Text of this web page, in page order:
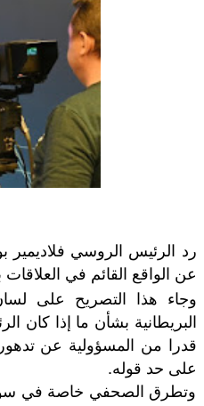
رد الرئيس الروسي
عن الواقع القائم في العلاقات
وجاء هذا التصريح على
قدرا من المسؤولية عن
على حد قوله.
وتطرق الصحفي خاصة في